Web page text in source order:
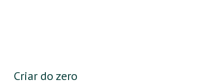
Criar do zero